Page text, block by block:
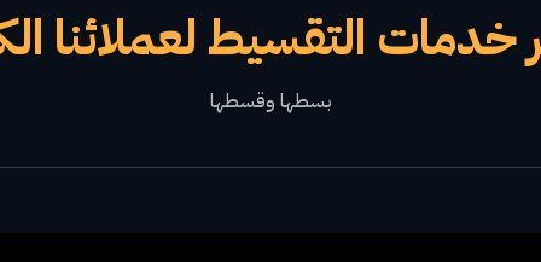
خدمات التقسيط لعملائنا
بسطها وقسطها